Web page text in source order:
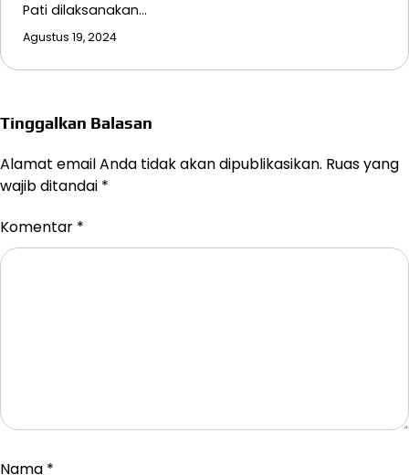
Pati dilaksanakan…
Agustus 19, 2024
Tinggalkan Balasan
Alamat email Anda tidak akan dipublikasikan. Ruas yang
wajib ditandai *
Komentar *
Nama *